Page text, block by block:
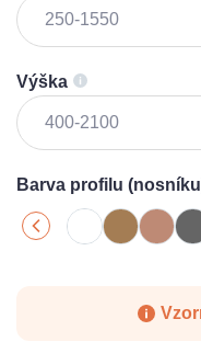
Výška
Barva profilu